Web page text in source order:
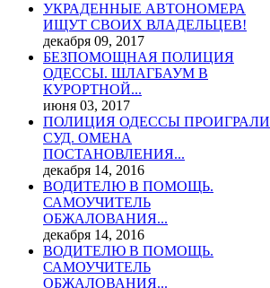
УКРАДЕННЫЕ АВТОНОМЕРА
ИЩУТ СВОИХ ВЛАДЕЛЬЦЕВ!
декабря 09, 2017
БЕЗПОМОЩНАЯ ПОЛИЦИЯ
ОДЕССЫ. ШЛАГБАУМ В
КУРОРТНОЙ...
июня 03, 2017
ПОЛИЦИЯ ОДЕССЫ ПРОИГРАЛИ
СУД. ОМЕНА
ПОСТАНОВЛЕНИЯ...
декабря 14, 2016
ВОДИТЕЛЮ В ПОМОЩЬ.
САМОУЧИТЕЛЬ
ОБЖАЛОВАНИЯ...
декабря 14, 2016
ВОДИТЕЛЮ В ПОМОЩЬ.
САМОУЧИТЕЛЬ
ОБЖАЛОВАНИЯ...